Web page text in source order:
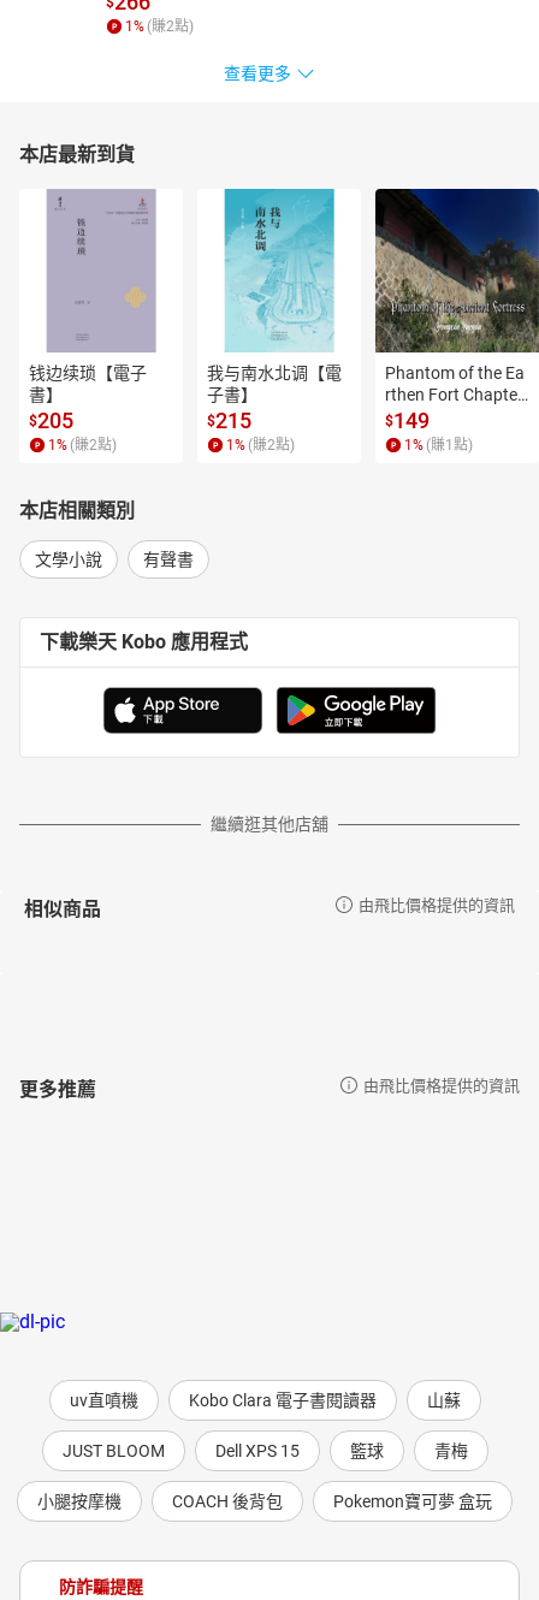
1% (賺2點)
查看更多
本店最新到貨
钱边续琐【電子
書】
$205
1 % (賺2點)
我与南水北调【電
子書】
$215
1 % (賺2點)
Phantom of the Ea
rthen Fort Chapter
4【有聲書】
$149
1 % (賺1 點)
本店相關類別
文學小說 有聲書
下載樂天 Kobo 應用程式
繼續逛其他店舖
相似商品 由飛比價格提供的資訊
更多推薦 由飛比價格提供的資訊
uv直噴機 Kobo Clara 電子書閱讀器 山蘇
JUST BLOOM Dell XPS 15 籃球 青梅
小腿按摩機 COACH 後背包 Pokemon寶可夢 盒玩
防詐騙提醒